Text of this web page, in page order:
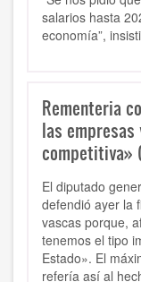
salarios hasta
economía”,
Rementeria
las
competitiva»
El diputado
defendió ayer la
vascas porque,
tenemos el tipo
Estado». El
refería así al